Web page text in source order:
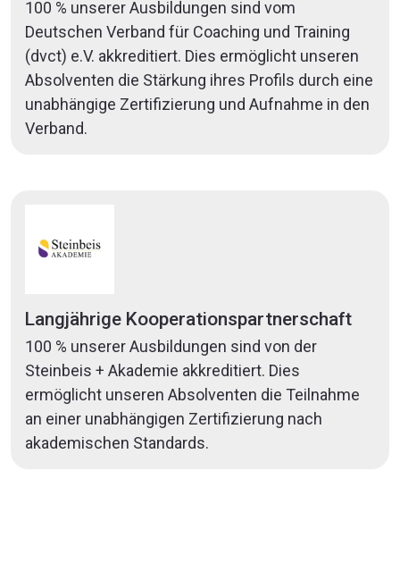
100 % unserer Ausbildungen sind vom
Deutschen Verband für Coaching und Training
(dvct) e.V. akkreditiert. Dies ermöglicht unseren
Absolventen die Stärkung ihres Profils durch eine
unabhängige Zertifizierung und Aufnahme in den
Verband.
Langjährige Kooperationspartnerschaft
100 % unserer Ausbildungen sind von der
Steinbeis + Akademie akkreditiert. Dies
ermöglicht unseren Absolventen die Teilnahme
an einer unabhängigen Zertifizierung nach
akademischen Standards.